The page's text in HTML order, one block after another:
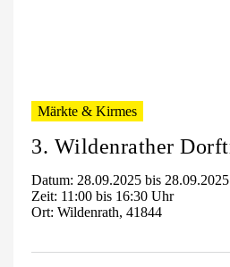
Märkte & Kirmes
3. Wildenrather
Datum: 28.09.2025 bis 28.09.2025
Zeit: 11:00 bis 16:30 Uhr
Ort: Wildenrath, 41844